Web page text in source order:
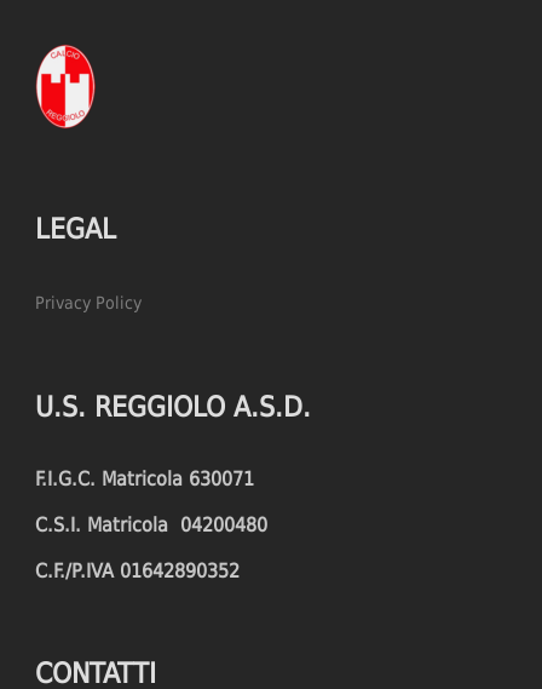
LEGAL
Privacy Policy
U.S. REGGIOLO A.S.D.
F.I.G.C. Matricola 630071
C.S.I. Matricola 04200480
C.F./P.IVA 01642890352
CONTATTI